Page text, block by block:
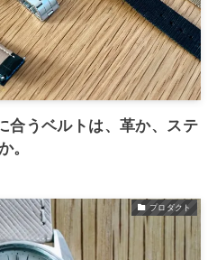
合うベルトは、革か、ステ
。
プロダクト